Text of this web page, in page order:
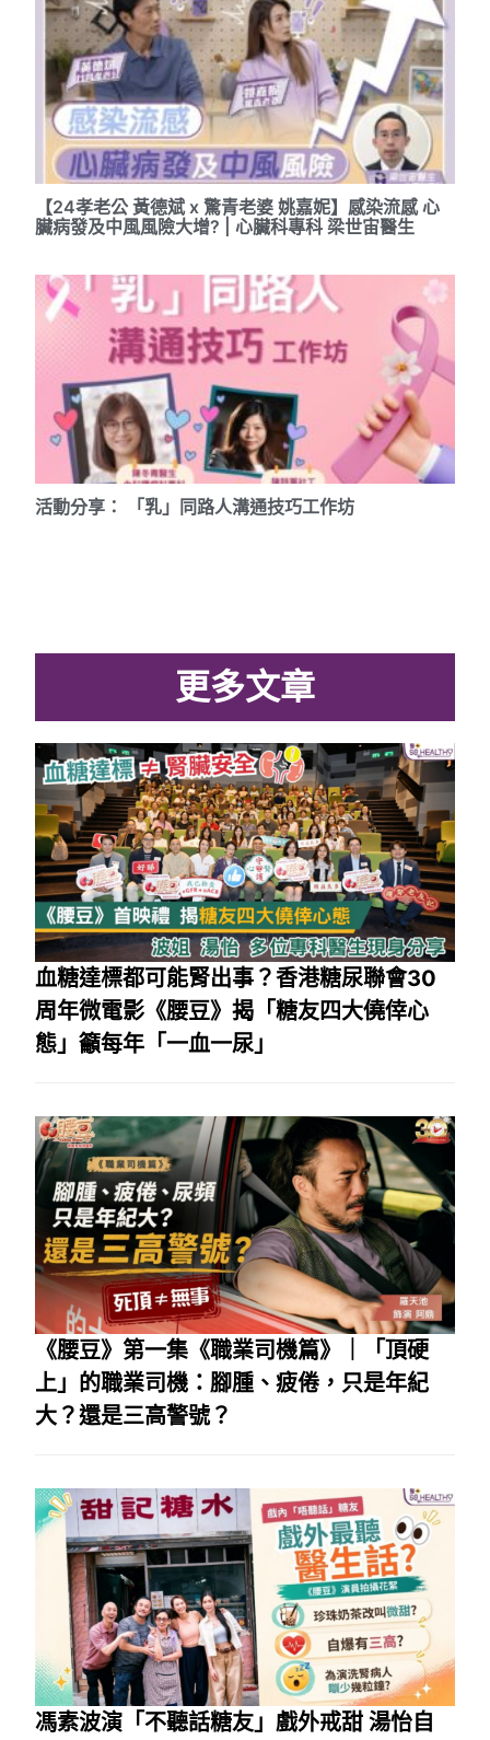
【24孝老公 黃德斌 x 驚青老婆 姚嘉妮】感染流感 心
臟病發及中風風險大增? | 心臟科專科 梁世宙醫生
活動分享： 「乳」同路人溝通技巧工作坊
更多文章
血糖達標都可能腎出事？香港糖尿聯會30
周年微電影《腰豆》揭「糖友四大僥倖心
態」籲每年「一血一尿」
《腰豆》第一集《職業司機篇》｜「頂硬
上」的職業司機：腳腫、疲倦，只是年紀
大？還是三高警號？
馮素波演「不聽話糖友」戲外戒甜 湯怡自